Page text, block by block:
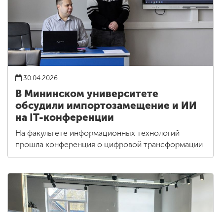
30.04.2026
В Мининском университете
обсудили импортозамещение и ИИ
на IT-конференции
На факультете информационных технологий
прошла конференция о цифровой трансформации